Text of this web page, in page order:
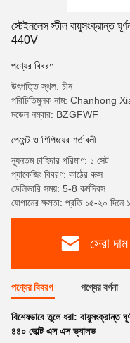
স্টেইনলেস স্টীল
440V
পণ্যের বিবরণ
উৎপত্তি স্থল: চীন
পরিচিতিমুলক নাম: Chanhong
মডেল নম্বার: BZGFWF
পেমেন্ট ও শিপিংয়ের শর্তাবলী
ন্যূনতম চাহিদার পরিমাণ: ১ সেট
প্যাকেজিং বিবরণ: কাঠের বাক্স
ডেলিভারি সময়: 5-8 কর্মদিবস
যোগানের ক্ষমতা: প্রতি ১৫-২০ দিনে
সেরা
পণ্যের বিবরণ পণ্যের বর্ণনা
বিশেষভাবে তুলে ধরা: বায়ুসংক্রান্ত
৪৪০ ভোল্ট এস এস ভ্যালভ